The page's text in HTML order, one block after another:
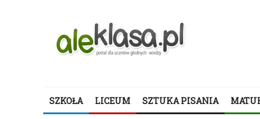
SZKOŁA LICEUM SZTUKA PISANIA